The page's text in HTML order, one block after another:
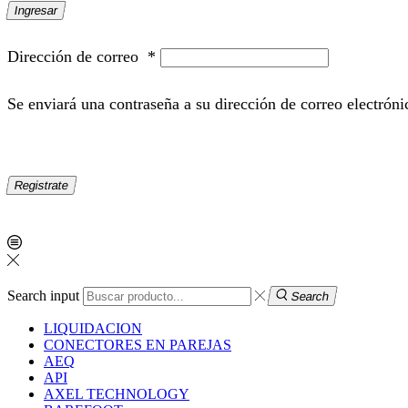
Ingresar
Dirección de correo *
Se enviará una contraseña a su dirección de correo
Registrate
Search input Search
LIQUIDACION
CONECTORES EN PAREJAS
AEQ
API
AXEL TECHNOLOGY